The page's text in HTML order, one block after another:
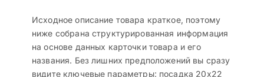
Исходное описание товара краткое, поэтому
ниже собрана структурированная информация
на основе данных карточки товара и его
названия. Без лишних предположений вы сразу
видите ключевые параметры: посадка 20х22